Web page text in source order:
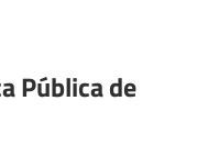
Pública de